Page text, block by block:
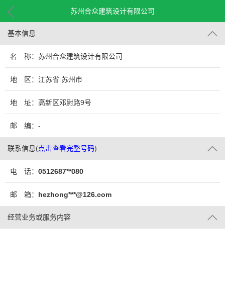
苏州合众建筑设计有限公司
基本信息
名 称：苏州合众建筑设计有限公司
地 区：江苏省 苏州市
地 址：高新区邓尉路9号
邮 编：-
联系信息(点击查看完整号码)
电 话： 0512687**080
邮 箱： hezhong***@126.com
经营业务或服务内容